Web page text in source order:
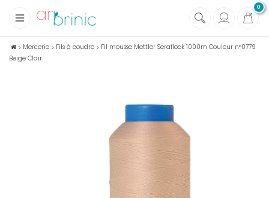
0
+
Tissus
Mercerie
Mercerie Fils à coudre
Fil mousse Mettler Seraflock 1000m Couleur n°0779
Beige Clair